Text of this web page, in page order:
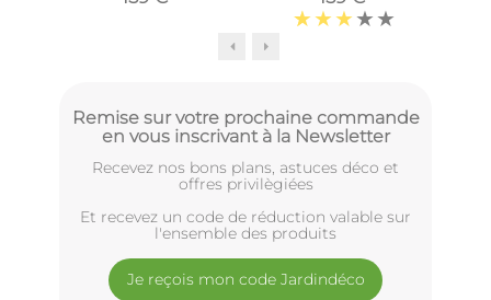
charcuterie)
Remise sur votre prochaine commande
en vous inscrivant à la Newsletter
Recevez nos bons plans, astuces déco et
offres privilègiées
Et recevez un code de réduction valable sur
l'ensemble des produits
Je reçois mon code Jardindéco